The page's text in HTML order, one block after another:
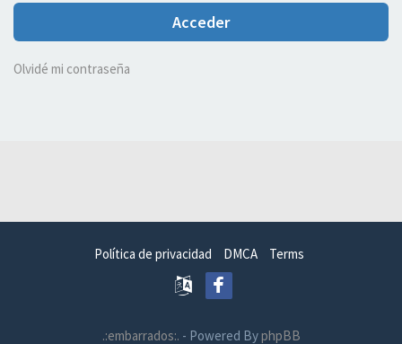
Acceder
Olvidé mi contraseña
Política de privacidad DMCA Terms
.:embarrados:. - Powered ByphpBB